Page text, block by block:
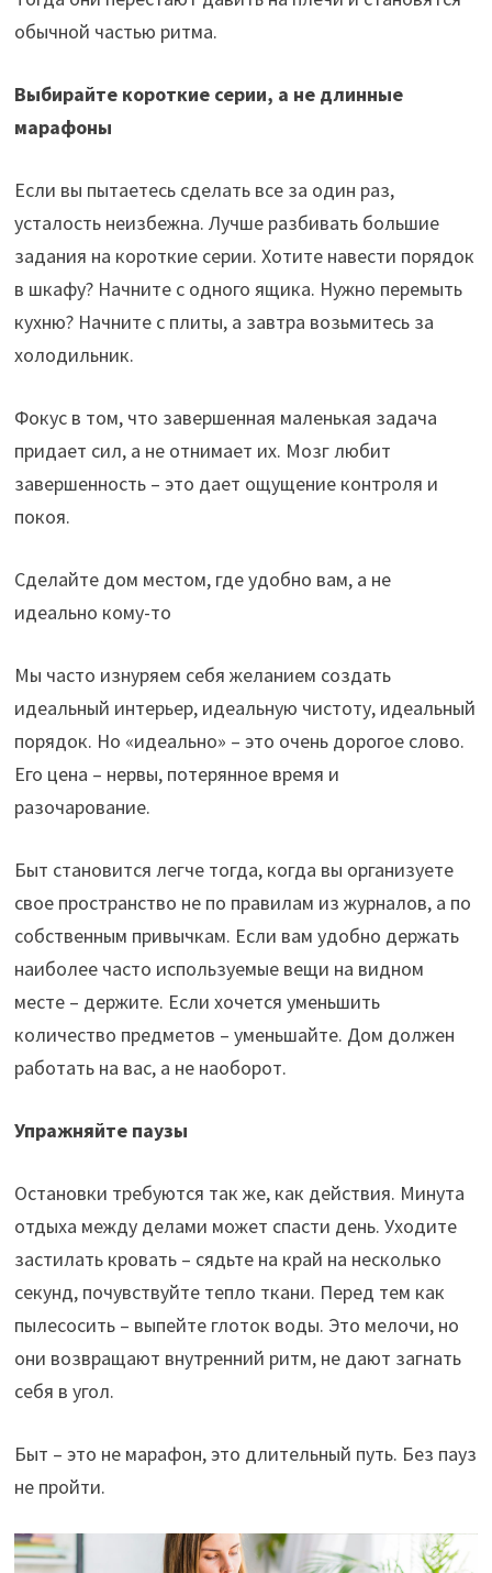
обычной частью ритма.
Выбирайте короткие серии, а не длинные
марафоны
Если вы пытаетесь сделать все за один раз,
усталость неизбежна. Лучше разбивать большие
задания на короткие серии. Хотите навести порядок
в шкафу? Начните с одного ящика. Нужно перемыть
кухню? Начните с плиты, а завтра возьмитесь за
холодильник.
Фокус в том, что завершенная маленькая задача
придает сил, а не отнимает их. Мозг любит
завершенность – это дает ощущение контроля и
покоя.
Сделайте дом местом, где удобно вам, а не
идеально кому-то
Мы часто изнуряем себя желанием создать
идеальный интерьер, идеальную чистоту, идеальный
порядок. Но «идеально» – это очень дорогое слово.
Его цена – нервы, потерянное время и
разочарование.
Быт становится легче тогда, когда вы организуете
свое пространство не по правилам из журналов, а по
собственным привычкам. Если вам удобно держать
наиболее часто используемые вещи на видном
месте – держите. Если хочется уменьшить
количество предметов – уменьшайте. Дом должен
работать на вас, а не наоборот.
Упражняйте паузы
Остановки требуются так же, как действия. Минута
отдыха между делами может спасти день. Уходите
застилать кровать – сядьте на край на несколько
секунд, почувствуйте тепло ткани. Перед тем как
пылесосить – выпейте глоток воды. Это мелочи, но
они возвращают внутренний ритм, не дают загнать
себя в угол.
Быт – это не марафон, это длительный путь. Без пауз
не пройти.